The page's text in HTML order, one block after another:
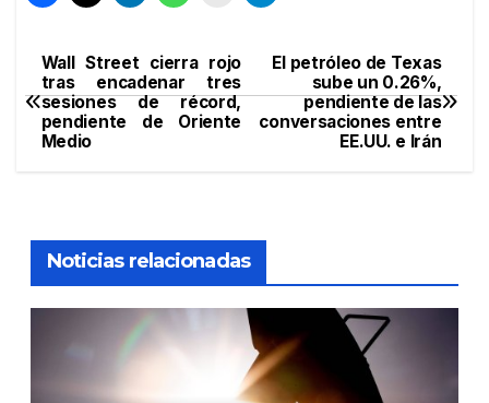
Navegación
de
El petróleo de Texas
sube un 0.26%,
pendiente de las
conversaciones entre
EE.UU. e Irán
Wall Street cierra rojo
tras encadenar tres
sesiones de récord,
pendiente de Oriente
Medio
Noticias relacionadas